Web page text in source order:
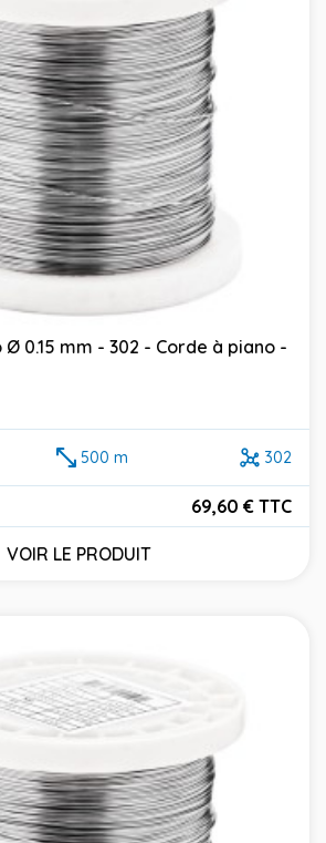
0.15 mm - 302 - Corde à piano -
500 m 302
69,60 € TTC
VOIR LE PRODUIT